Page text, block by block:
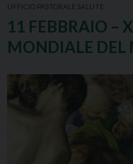
UFFICIO PASTORALE SALUTE
11 FEBBRAIO –
MONDIALE DEL